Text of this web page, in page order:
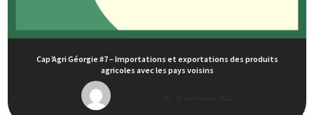
Cap’Agri Géorgie #7 – Importations et exportations des produits
agricoles avec les pays voisins